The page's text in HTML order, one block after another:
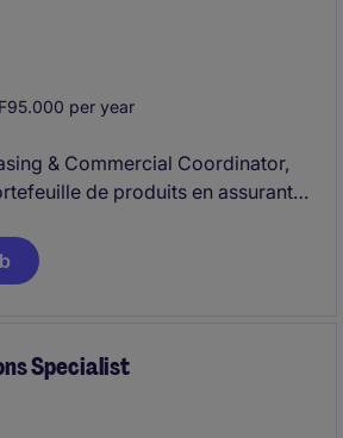
per year
& Commercial Coordinator,
de produits en assurant
des performances
Specialist